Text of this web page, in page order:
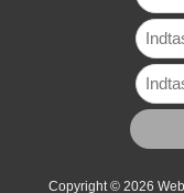
Copyright © 2026